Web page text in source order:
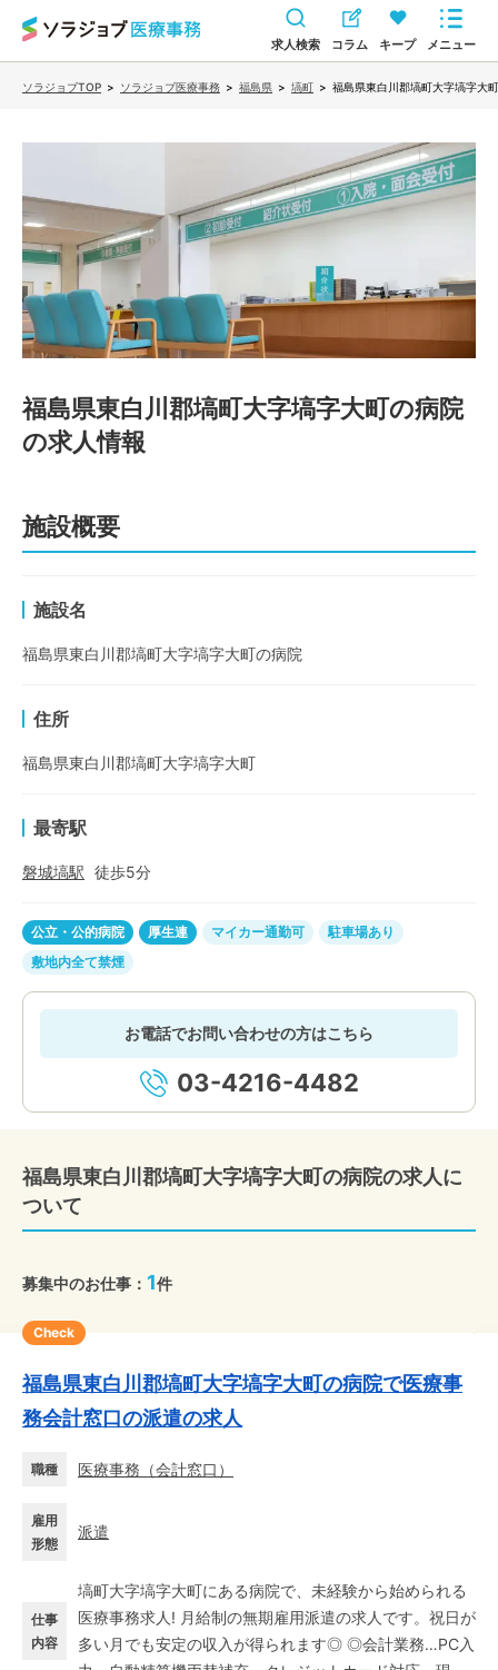
求人検索 コラム キープ メニュー
ソラジョブTOP > ソラジョブ医療事務 > 福島県 > 塙町 > 福島県東白川郡塙町大字塙字大
福島県東白川郡塙町大字塙字大町の病院
の求人情報
施設概要
施設名
福島県東白川郡塙町大字塙字大町の病院
住所
福島県東白川郡塙町大字塙字大町
最寄駅
磐城塙駅 徒歩5分
公立・公的病院 厚生連 マイカー通勤可
駐車場あり
敷地内全て禁煙
お電話でお問い合わせの方はこちら
03-4216-4482
福島県東白川郡塙町大字塙字大町の病院の求人に
ついて
募集中のお仕事： 1件
Check
福島県東白川郡塙町大字塙字大町の病院で医療事
務会計窓口の派遣の求人
職種 医療事務 （会計窓口 ）
雇用
形態
派遣
仕事
内容
塙町大字塙字大町にある病院で、未経験から始められる
医療事務求人! 月給制の無期雇用派遣の求人です。祝日が
多い月でも安定の収入が得られます◎ ◎会計業務…PC入